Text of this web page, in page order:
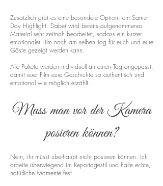
Zusätzlich gibt es eine besondere Option: ein Same-
Day Highlight. Dabei wird bereits aufgenommenes
Material sehr zeitnah bearbeitet, sodass ein kurzer
emotionaler Film noch am selben Tag für euch und eure
Gäste gezeigt werden kann.
Alle Pakete werden individuell an euren Tag angepasst,
damit euer Film eure Geschichte so authentisch und
emotional wie möglich erzählt.
Muss man vor der Kamera
posieren können?
Nein, ihr müsst überhaupt nicht posieren können. Ich
arbeite überwiegend im Reportagestil und halte echte,
natürliche Momente fest.